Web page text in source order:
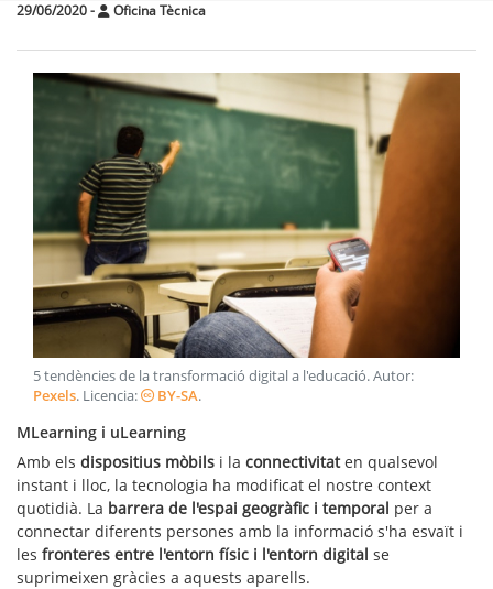
29/06/2020- Oficina Tècnica
5 tendències de la transformació digital a l'educació. Autor:
Pexels. Licencia: BY-SA.
MLearning i uLearning
Amb els dispositius mòbils i la connectivitaten qualsevol
instant i lloc, la tecnologia ha modificat el nostre context
quotidià. La barrera de l'espai geogràfic i temporal per a
connectar diferents persones amb la informació s'ha esvaït i
les fronteres entre l'entorn físic i l'entorn digital se
suprimeixen gràcies a aquests aparells.